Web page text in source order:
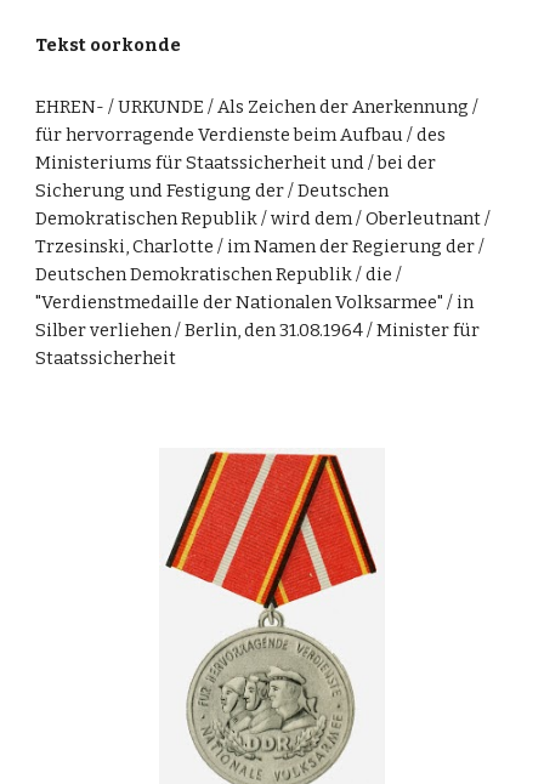
Tekst oorkonde
EHREN- / URKUNDE / Als Zeichen der Anerkennung /
für hervorragende Verdienste beim Aufbau / des
Ministeriums für Staatssicherheit und / bei der
Sicherung und Festigung der / Deutschen
Demokratischen Republik / wird dem / Oberleutnant /
Trzesinski, Charlotte / im Namen der Regierung der /
Deutschen Demokratischen Republik / die /
"Verdienstmedaille der Nationalen Volksarmee" / in
Silber verliehen / Berlin, den 31.08.1964 / Minister für
Staatssicherheit